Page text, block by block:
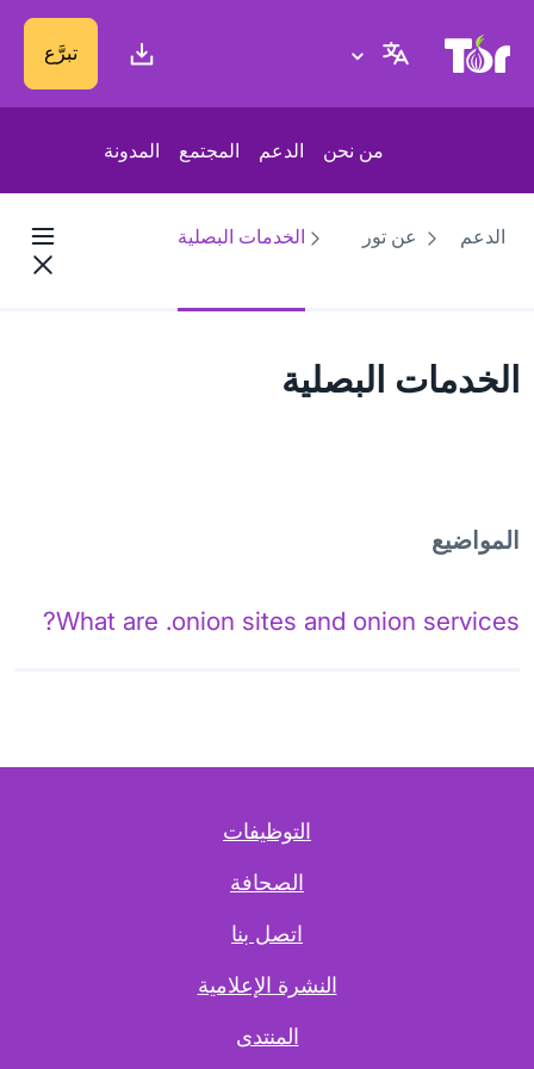
موقع Tor Project تبرَّع
من نحن الدعم المجتمع المدونة
الدعم عن تور الخدمات البصلية
الخدمات البصلية
المواضيع
What are .onion sites and onion services?
التوظيفات
الصحافة
اتصل بنا
النشرة الإعلامية
المنتدى